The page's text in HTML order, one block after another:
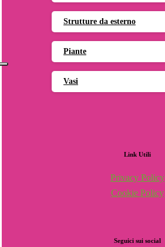
Strutture da esterno
Piante
Vasi
Link Utili
Privacy Policy
Cookie Policy
Seguici sui social